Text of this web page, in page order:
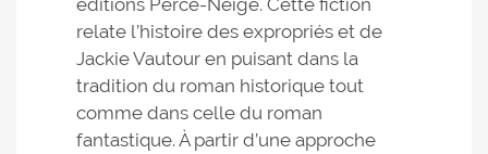
relate l’histoire des expropriés et de
Jackie Vautour en puisant dans la
tradition du roman historique tout
comme dans celle du roman
fantastique. À partir d’une approche